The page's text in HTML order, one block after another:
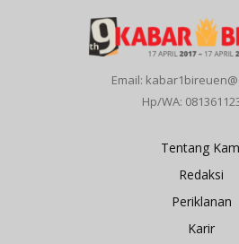
Email:
Hp/WA:
Tentang
Redaksi
Periklanan
Karir